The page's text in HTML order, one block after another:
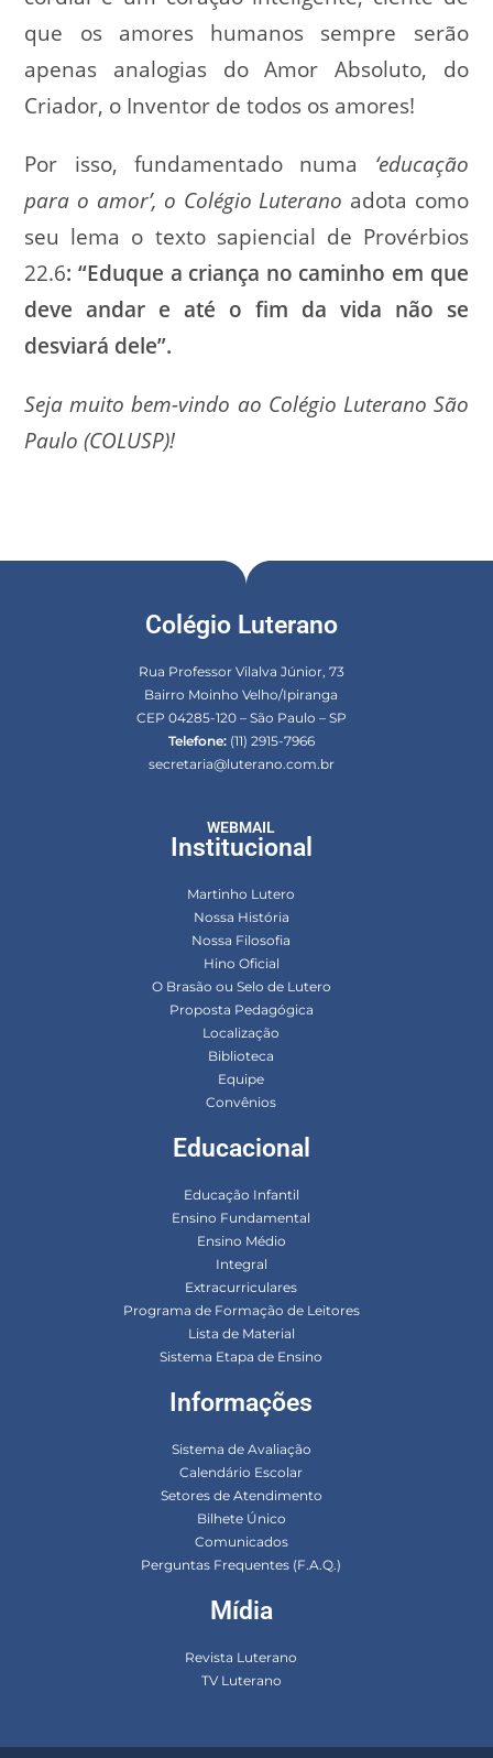
que os amores humanos sempre serão
apenas analogias do Amor Absoluto, do
Criador, o Inventor de todos os amores!
Por isso, fundamentado numa ‘educação
para o amor’, o Colégio Luterano adota como
seu lema o texto sapiencial de Provérbios
22.6: “Eduque a criança no caminho em que
deve andar e até o fim da vida não se
desviará dele”.
Seja muito bem-vindo ao Colégio Luterano São
Paulo (COLUSP)!
Colégio Luterano
Rua Professor Vilalva Júnior, 73
Bairro Moinho Velho/Ipiranga
CEP 04285-120 – São Paulo – SP
Telefone:(11) 2915-7966
secretaria@luterano.com.br
WEBMAIL
Institucional
Martinho Lutero
Nossa História
Nossa Filosofia
Hino Oficial
O Brasão ou Selo de Lutero
Proposta Pedagógica
Localização
Biblioteca
Equipe
Convênios
Educacional
Educação Infantil
Ensino Fundamental
Ensino Médio
Integral
Extracurriculares
Programa de Formação de Leitores
Lista de Material
Sistema Etapa de Ensino
Informações
Sistema de Avaliação
Calendário Escolar
Setores de Atendimento
Bilhete Único
Comunicados
Perguntas Frequentes (F.A.Q.)
Mídia
Revista Luterano
TV Luterano